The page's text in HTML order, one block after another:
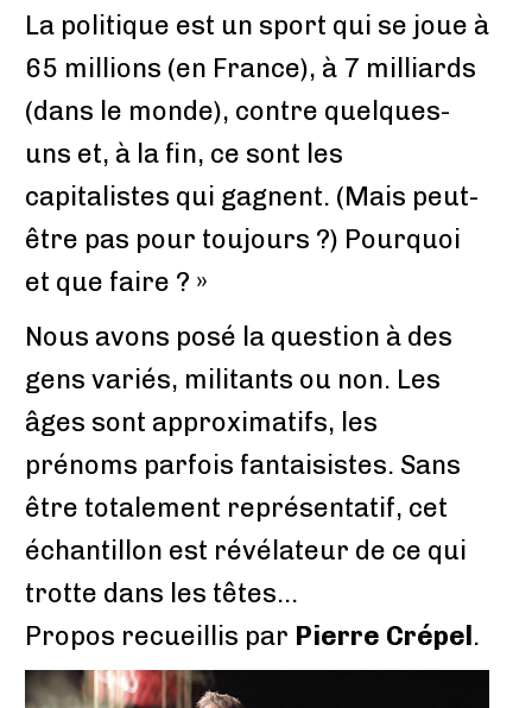
La politique est un sport qui se joue à
65 millions (en France), à 7 milliards
(dans le monde), contre quelques-
uns et, à la fin, ce sont les
capitalistes qui gagnent. (Mais peut-
être pas pour toujours ?) Pourquoi
et que faire ? »
Nous avons posé la question à des
gens variés, militants ou non. Les
âges sont approximatifs, les
prénoms parfois fantaisistes. Sans
être totalement représentatif, cet
échantillon est révélateur de ce qui
trotte dans les têtes...
Propos recueillis par Pierre Crépel .